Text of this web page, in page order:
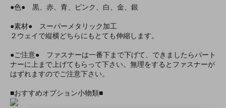
●色● 黒、赤、青、ピンク、白、金、銀
●素材● スーパーメタリック加工
２ウェイで縦横どちらにもとても伸縮します。
●ご注意● ファスナーは一番下まで下げて、できましたらパート
ナーに上まで上げてもらって下さい。無理をするとファスナーが
はずれますのでご注意下さい。
■おすすめオプション小物類■